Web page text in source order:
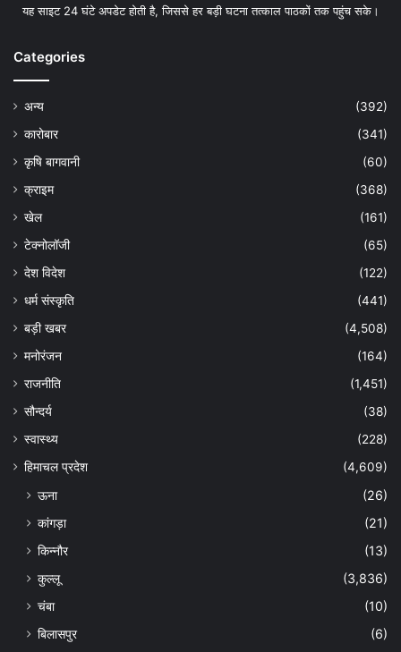
यह साइट 24 घंटे अपडेट होती है, जिससे हर बड़ी घटना तत्काल पाठकों तक पहुंच सके।
Categories
अन्य
(392)
कारोबार
(341)
कृषि बागवानी
(60)
क्राइम
(368)
खेल
(161)
टेक्नोलॉजी
(65)
देश विदेश
(122)
धर्म संस्कृति
(441)
बड़ी खबर
(4,508)
मनोरंजन
(164)
राजनीति
(1,451)
सौन्दर्य
(38)
स्वास्थ्य
(228)
हिमाचल प्रदेश
(4,609)
ऊना
(26)
कांगड़ा
(21)
किन्नौर
(13)
कुल्लू
(3,836)
चंबा
(10)
बिलासपुर
(6)